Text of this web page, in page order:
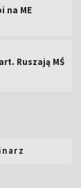
na ME
Ruszają MŚ